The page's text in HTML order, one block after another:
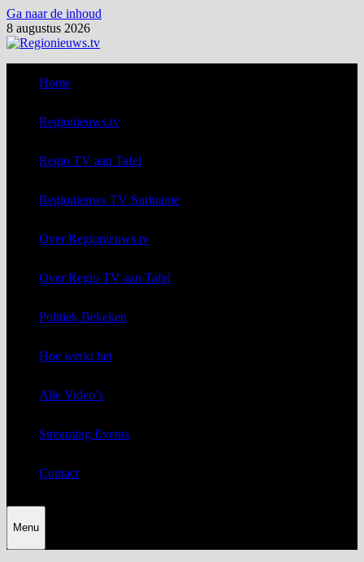
Ga naar de inhoud
8 augustus 2026
Home
Regionieuws.tv
Regio TV aan Tafel
Regionieuws TV Suriname
Over Regionieuws.tv
Over Regio TV aan Tafel
Politiek Bekeken
Hoe werkt het
Alle Video’s
Streaming Events
Contact
Menu